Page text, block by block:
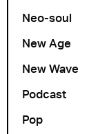
Neo-soul
New Age
New Wave
Podcast
Pop